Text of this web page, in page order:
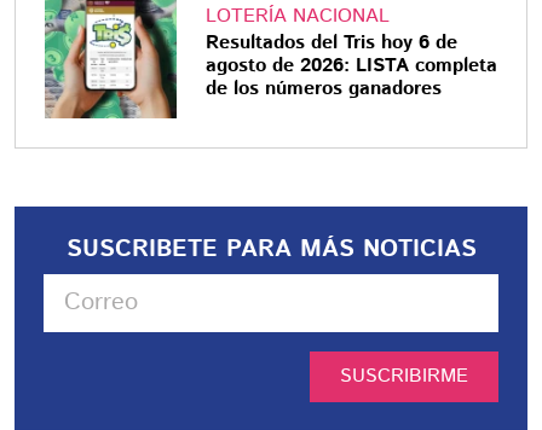
LOTERÍA NACIONAL
Resultados del Tris hoy 6 de
agosto de 2026: LISTA completa
de los números ganadores
SUSCRIBETE PARA MÁS NOTICIAS
SUSCRIBIRME